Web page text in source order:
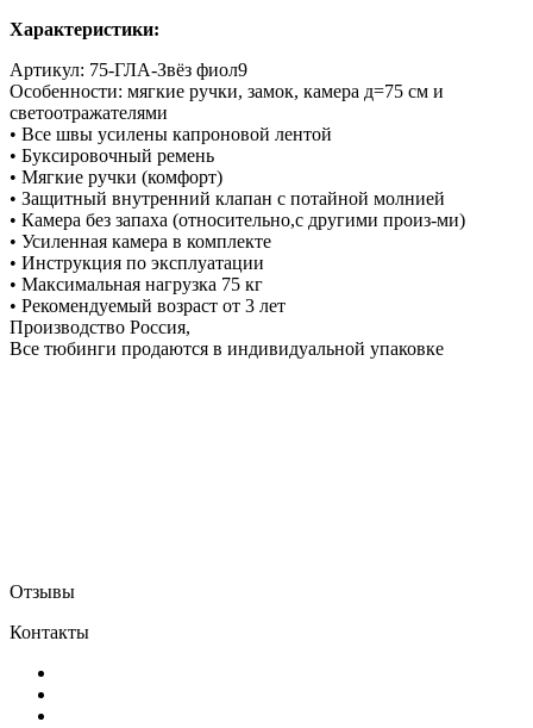
Характеристики:
Артикул: 75-ГЛА-Звёз фиол9
Особенности: мягкие ручки, замок, камера д=75 см и
светоотражателями
• Все швы усилены капроновой лентой
• Буксировочный ремень
• Мягкие ручки (комфорт)
• Защитный внутренний клапан с потайной молнией
• Камера без запаха (относительно,с другими произ-ми)
• Усиленная камера в комплекте
• Инструкция по эксплуатации
• Максимальная нагрузка 75 кг
• Рекомендуемый возраст от 3 лет
Производство Россия,
Все тюбинги продаются в индивидуальной упаковке
Отзывы
Контакты